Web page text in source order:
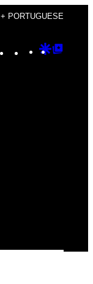
+ PORTUGUESE
Instagram
TikTok
YouTube
Google